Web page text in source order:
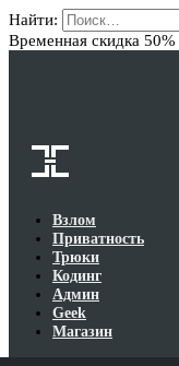
Найти:
Временная скидка 50%
Взлом
Приватность
Трюки
Кодинг
Админ
Geek
Магазин